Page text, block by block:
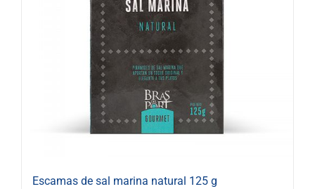
Escamas de sal marina natural 125 g